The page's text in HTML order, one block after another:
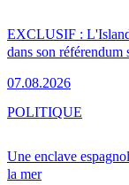
EXCLUSIF :
dans son référendum
07.08.2026
Une enclave
la mer
POLITIQUE